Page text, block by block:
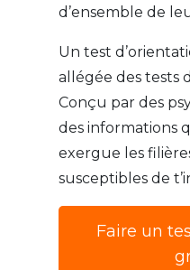
d’ensemble de
Un test
allégée des tests
Conçu par des
des informations
exergue les
susceptibles de
Faire un